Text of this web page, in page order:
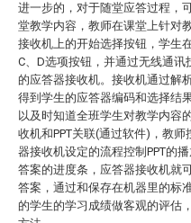
进一步的，对于随堂应答过程，
堂教学内容，教师在课堂上针对
接收机上的开始选择按钮，学生
C、D选项按钮，并通过无线通
的应答器接收机。接收机通过解
得到学生的应答器编码和选择结
以及时知道全班学生对教学内容
收机和PPT关联(通过软件)，教
器接收机设定的流程控制PPT的
答案的进度条，应答器接收机就
答案，通过和保存在机器里的标
的学生的学习成绩做客观的评估